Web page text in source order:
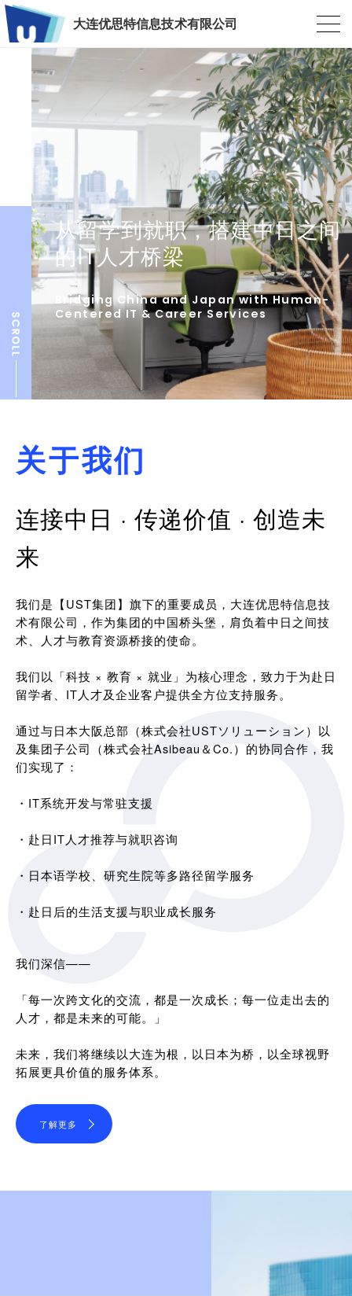
大连优思特信息技术有限公司
从留学到就职，搭建中日之间
的IT人才桥梁
Bridging China and Japan with Human-
Centered IT & Career Services
关于我们
连接中日 · 传递价值 · 创造未
来
我们是【UST集团】旗下的重要成员，大连优思特信息技
术有限公司，作为集团的中国桥头堡，肩负着中日之间技
术、人才与教育资源桥接的使命。
我们以「科技 × 教育 × 就业」为核心理念，致力于为赴日
留学者、IT人才及企业客户提供全方位支持服务。
通过与日本大阪总部（株式会社USTソリューション）以
及集团子公司（株式会社Asibeau＆Co.）的协同合作，我
们实现了：
・IT系统开发与常驻支援
・赴日IT人才推荐与就职咨询
・日本语学校、研究生院等多路径留学服务
・赴日后的生活支援与职业成长服务
我们深信——
「每一次跨文化的交流，都是一次成长；每一位走出去的
人才，都是未来的可能。」
未来，我们将继续以大连为根，以日本为桥，以全球视野
拓展更具价值的服务体系。
了解更多